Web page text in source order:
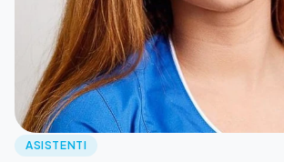
ASISTENTI